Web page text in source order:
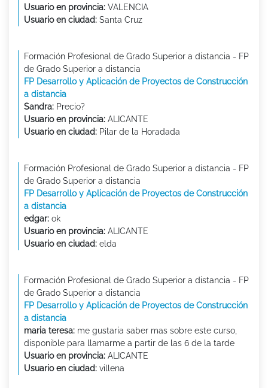
Usuario en provincia: VALENCIA
Usuario en ciudad: Santa Cruz
Formación Profesional de Grado Superior a distancia - FP
de Grado Superior a distancia
FP Desarrollo y Aplicación de Proyectos de Construcción
a distancia
Sandra: Precio?
Usuario en provincia: ALICANTE
Usuario en ciudad: Pilar de la Horadada
Formación Profesional de Grado Superior a distancia - FP
de Grado Superior a distancia
FP Desarrollo y Aplicación de Proyectos de Construcción
a distancia
edgar: ok
Usuario en provincia: ALICANTE
Usuario en ciudad: elda
Formación Profesional de Grado Superior a distancia - FP
de Grado Superior a distancia
FP Desarrollo y Aplicación de Proyectos de Construcción
a distancia
maria teresa: me gustaria saber mas sobre este curso,
disponible para llamarme a partir de las 6 de la tarde
Usuario en provincia: ALICANTE
Usuario en ciudad: villena